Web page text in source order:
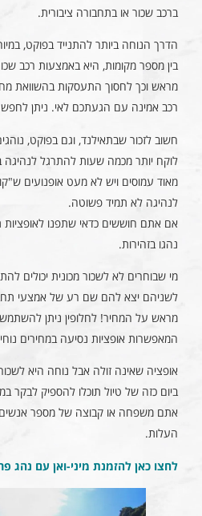
ברכב שכור או בתחבורה ציבורית.
הדרך הנוחה ביותר להתנייד בפוקט,
בין מספר מקומות, היא באמצעות רכב
מראש וכך לחסוך התעסקות בהשוואת
רכב אמינה עם הגעתכם לאי. ניתן
חשוב לזכור שבתאילנד, וגם בפוקט,
לוקח יותר מכמה שעות להתרגל
מאוד עמוסים ויש לא מעט אופנועים
לנהיגה לא תמיד פשוטה.
אם אתם חוששים כדאי שתפנו לאופציות
נהגו בזהירות.
מי שבוחרים לא לשכור מכונית יכולים
לשניהם יצא להם שם רע של אמצעי
המאפשרות אופציות נסיעה במחירים
אופציה שאינה זולה אבל נוחה היא
ביום כזה של טיול תוכלו להספיק לבקר
אתם משפחה או קבוצה של מספר
העלות.
לחצו כאן להזמנת מיני-ואן עם נהג פרטי